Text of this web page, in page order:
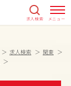
求人検索 メニュー
求人検索
関東